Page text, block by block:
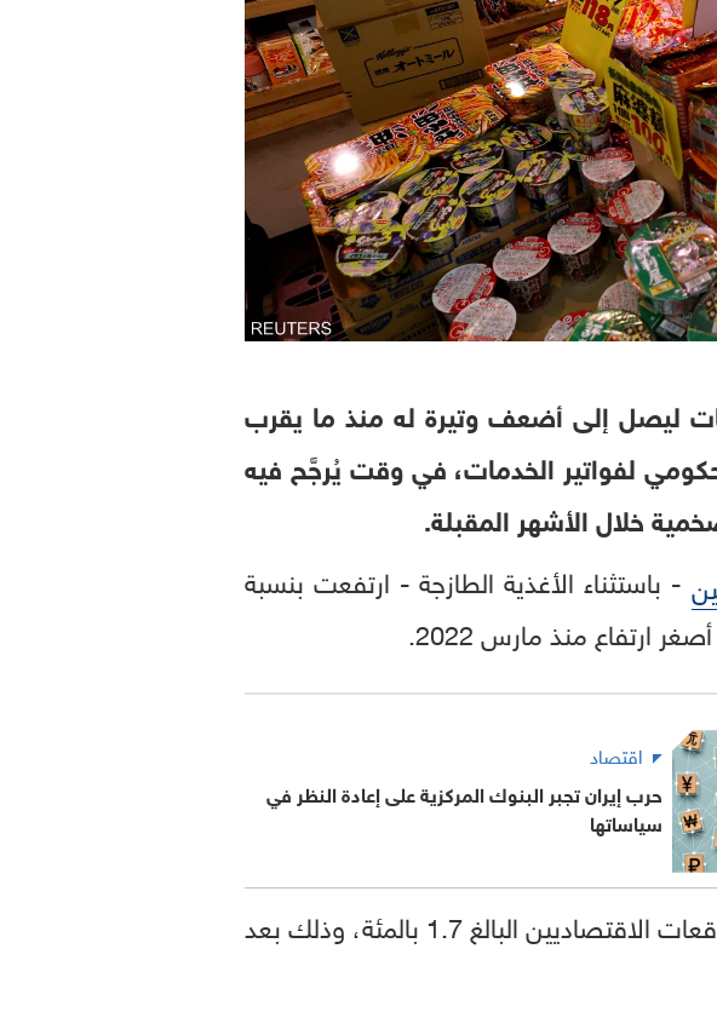
ليصل إلى أضعف وتيرة له منذ ما يقرب
لفواتير الخدمات، في وقت يُرجَّح فيه
خلال الأشهر المقبلة.
- باستثناء الأغذية الطازجة - ارتفعت بنسبة
اقتصاد
حرب إيران تجبر البنوك المركزية على إعادة النظر في
سياساتها
وبحسب وكالة بلومبرغ نيوز، جاءت هذه القراءة أقل من متوسط توقعات الاقتصاديين البالغ 1.7 بالمئة، وذلك بعد